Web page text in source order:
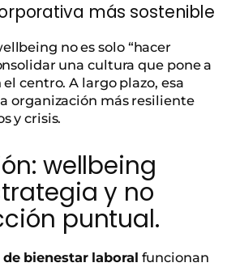
más sostenible
no es solo “hacer
una cultura que pone a
el centro. A largo plazo, esa
organización más resiliente
y crisis.
wellbeing
y no
puntual.
bienestar laboral funcionan